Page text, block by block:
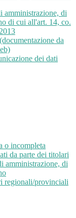
amministrazione, di
di cui all'art. 14, co.
da
dei dati
o incompleta
da parte dei titolari
amministrazione, di
regionali/provinciali